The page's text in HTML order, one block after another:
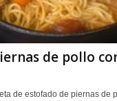
de pollo
de estofado de piernas de